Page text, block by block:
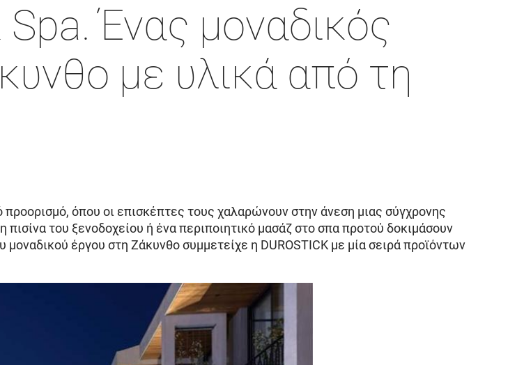
Ένας μοναδικός
με υλικά από τη
όπου οι επισκέπτες τους χαλαρώνουν στην άνεση μιας σύγχρονης
του ξενοδοχείου ή ένα περιποιητικό μασάζ στο σπα προτού δοκιμάσουν
έργου στη Ζάκυνθο συμμετείχε η DUROSTICK με μία σειρά προϊόντων